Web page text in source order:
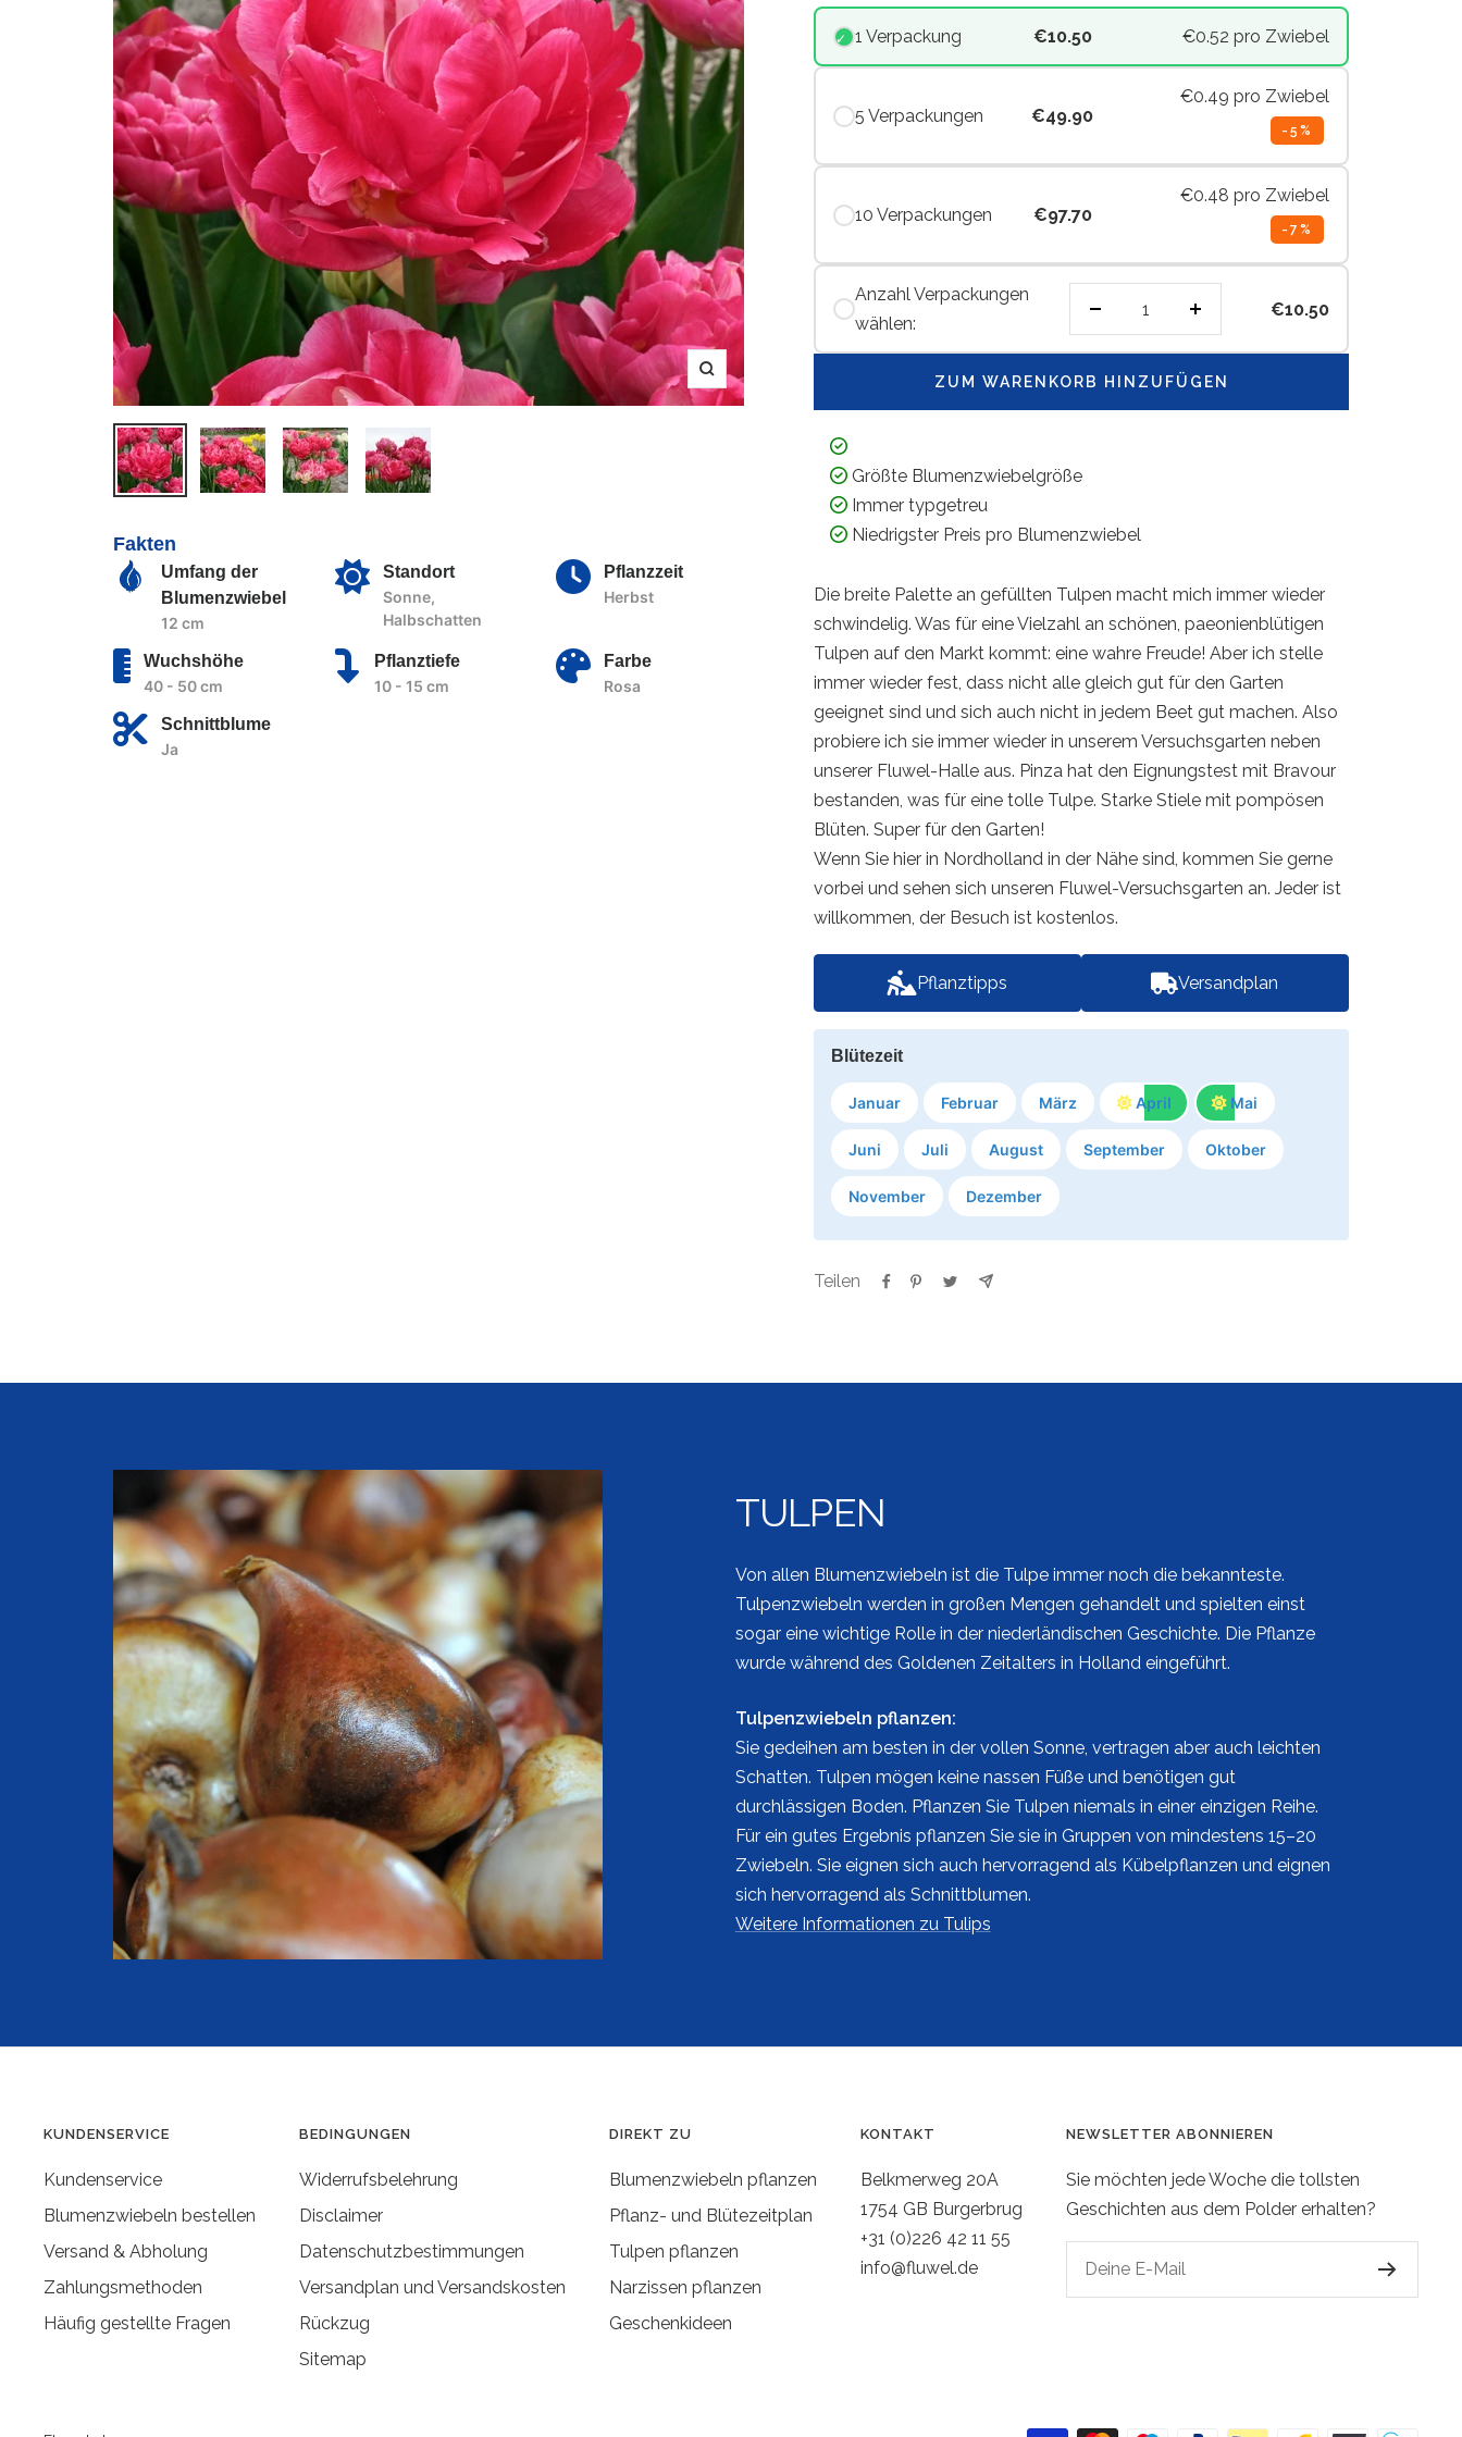
Zoom
Fakten
Umfang der
Blumenzwiebel
12 cm
Standort
Sonne,
Halbschatten
Pflanzzeit
Herbst
Wuchshöhe
40 - 50 cm
Pflanztiefe
10 - 15 cm
Farbe
Rosa
Schnittblume
Ja
1 Verpackung €10.50 €0.52 pro Zwiebel
5 Verpackungen €49.90
€0.49 pro Zwiebel
-5%
10 Verpackungen €97.70
€0.48 pro Zwiebel
-7%
Anzahl Verpackungen
wählen:
verringern
Menge
€10.50
ZUM WARENKORB HINZUFÜGEN
Größte Blumenzwiebelgröße
Immer typgetreu
Niedrigster Preis pro Blumenzwiebel
Die breite Palette an gefüllten Tulpen macht mich immer wieder
schwindelig. Was für eine Vielzahl an schönen, paeonienblütigen
Tulpen auf den Markt kommt: eine wahre Freude! Aber ich stelle
immer wieder fest, dass nicht alle gleich gut für den Garten
geeignet sind und sich auch nicht in jedem Beet gut machen. Also
probiere ich sie immer wieder in unserem Versuchsgarten neben
unserer Fluwel-Halle aus. Pinza hat den Eignungstest mit Bravour
bestanden, was für eine tolle Tulpe. Starke Stiele mit pompösen
Blüten. Super für den Garten!
Wenn Sie hier in Nordholland in der Nähe sind, kommen Sie gerne
vorbei und sehen sich unseren Fluwel-Versuchsgarten an. Jeder ist
willkommen, der Besuch ist kostenlos.
Pflanztipps Versandplan
Blütezeit
Januar Februar März April Mai
Juni Juli August September Oktober
November Dezember
Teilen
TULPEN
Von allen Blumenzwiebeln ist die Tulpe immer noch die bekannteste.
Tulpenzwiebeln werden in großen Mengen gehandelt und spielten einst
sogar eine wichtige Rolle in der niederländischen Geschichte. Die Pflanze
wurde während des Goldenen Zeitalters in Holland eingeführt.
Tulpenzwiebeln pflanzen:
Sie gedeihen am besten in der vollen Sonne, vertragen aber auch leichten
Schatten. Tulpen mögen keine nassen Füße und benötigen gut
durchlässigen Boden. Pflanzen Sie Tulpen niemals in einer einzigen Reihe.
Für ein gutes Ergebnis pflanzen Sie sie in Gruppen von mindestens 15–20
Zwiebeln. Sie eignen sich auch hervorragend als Kübelpflanzen und eignen
sich hervorragend als Schnittblumen.
Weitere Informationen zu Tulips
KUNDENSERVICE
Kundenservice
Blumenzwiebeln bestellen
Versand & Abholung
Zahlungsmethoden
Häufig gestellte Fragen
BEDINGUNGEN
Widerrufsbelehrung
Disclaimer
Datenschutzbestimmungen
Versandplan und Versandskosten
Rückzug
Sitemap
DIREKT ZU
Blumenzwiebeln pflanzen
Pflanz- und Blütezeitplan
Tulpen pflanzen
Narzissen pflanzen
Geschenkideen
KONTAKT
Belkmerweg 20A
1754 GB Burgerbrug
+31 (0)226 42 11 55
info@fluwel.de
NEWSLETTER ABONNIEREN
Sie möchten jede Woche die tollsten
Geschichten aus dem Polder erhalten?
Deine E-Mail